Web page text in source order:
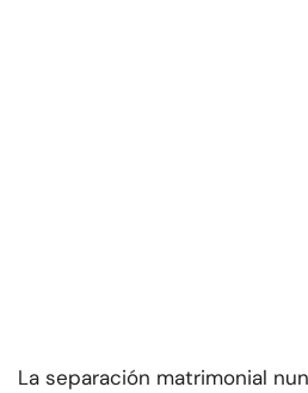
La separación matrimonial